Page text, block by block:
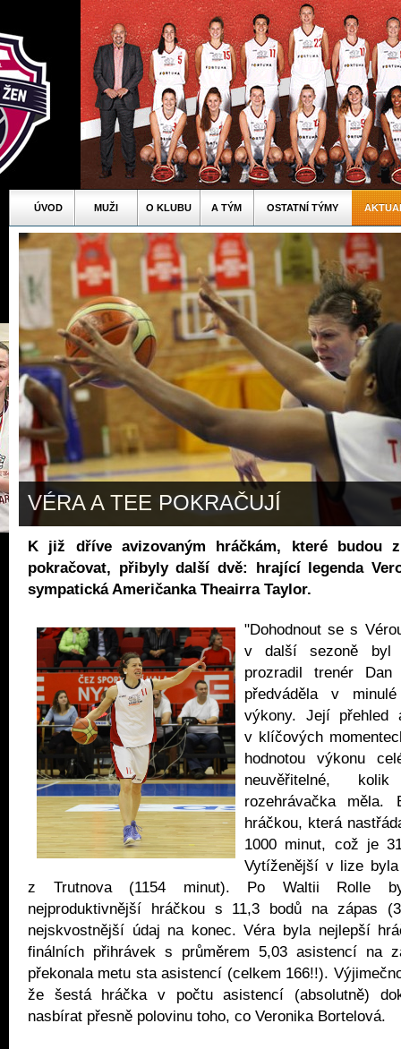
ÚVOD MUŽI O KLUBU A TÝM OSTATNÍ TÝMY
VÉRA A TEE POKRAČUJÍ
K již dříve avizovaným hráčkám, které budou
pokračovat, přibyly další dvě: hrající legenda
sympatická Američanka Theairra Taylor.
"Dohodnout se s
v další sezoně byl
prozradil trenér Dan
předváděla v
výkony. Její přehled
v klíčových
hodnotou výkonu
neuvěřitelné,
rozehrávačka měla.
hráčkou, která
1000 minut, což je
Vytíženější v lize
z Trutnova (1154 minut). Po Waltii Rolle
nejproduktivnější hráčkou s 11,3 bodů na zápas
nejskvostnější údaj na konec. Véra byla nejlepší
finálních přihrávek s průměrem 5,03 asistencí na
překonala metu sta asistencí (celkem 166!!).
že šestá hráčka v počtu asistencí (absolutně)
nasbírat přesně polovinu toho, co Veronika Bortelová.